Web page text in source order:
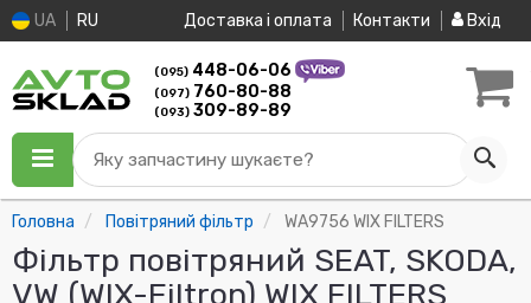
UA RU Доставка і оплата Контакти Вхід
(095) 448-06-06
(097) 760-80-88
(093) 309-89-89
Яку запчастину шукаєте?
Головна Повітряний фільтр WA9756 WIX FILTERS
Фільтр повітряний SEAT, SKODA,
VW (WIX-Filtron) WIX FILTERS